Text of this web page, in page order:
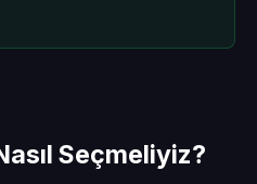
Seçmeliyiz?